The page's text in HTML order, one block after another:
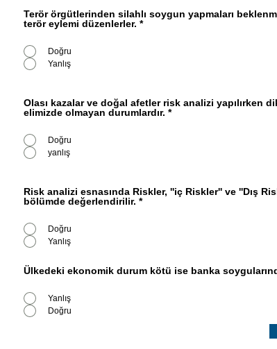
Terör örgütlerinden silahlı soygun yapmaları
terör eylemi düzenlerler. *
Doğru
Yanlış
Olası kazalar ve doğal afetler risk analizi yapılırken
elimizde olmayan durumlardır. *
Doğru
yanlış
Risk analizi esnasında Riskler, ''iç Riskler'' ve ''Dış
bölümde değerlendirilir. *
Doğru
Yanlış
Ülkedeki ekonomik durum kötü ise banka
Yanlış
Doğru